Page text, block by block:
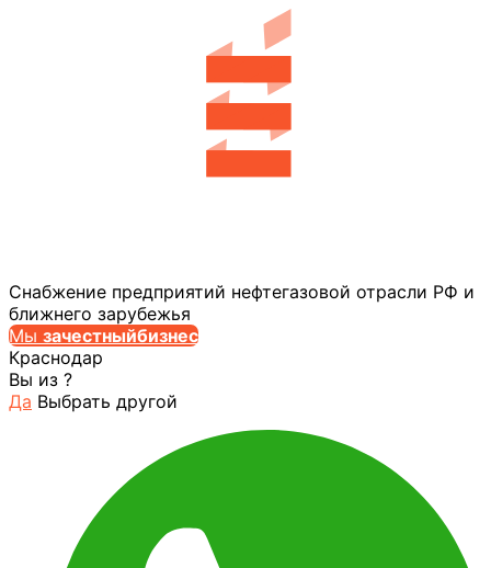
Снабжение предприятий нефтегазовой отрасли РФ и
ближнего зарубежья
Мы зачестныйбизнес
Краснодар
Вы из ?
Да Выбрать другой